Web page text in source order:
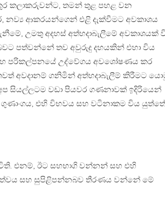
කලාකරුවන්ට, තමන් තුළ පහළ වන
නව්‍ය ආකරයන්ගෙන් එළි දැක්වීමට අවකාශය
උමතු අදහස් අත්හදාබැලීමේ අවකාශයක්
බවට පත්වන්නේ තව අවුරුදු දහයකින් එහා විය
පරිකල්පනයේ උද්වේගය අවශෝෂණය කර
අවදානම් ගනිමින් අත්හදාබැලීම් කිරීමට
සියල්ලටම වඩා පියවර ගණනාවක් ඉදිරියෙන්
එහි විභවය සහ වටිනාකම විය යුත්තේ
එනම්, ඊට සහභාගි වන්නන් සහ එහි
සහ සුපිළිපන්නබව තීරණය වන්නේ මේ